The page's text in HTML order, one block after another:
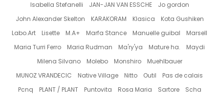
Isabella Stefanelli
JAN-JAN VAN ESSCHE
Jo gordon
John Alexander Skelton
KARAKORAM Klasica
Kota Gushiken
Labo.Art
Lisette M.A+ Marfa Stance Manuelle guibal
Marsell
Maria Turri Ferro
Maria Rudman Ma'ry'ya Mature ha.
Maydi
Milena Silvano
Molebo Monshiro
Muehlbauer
MUNOZ VRANDECIC
Native Village Nitto Outil
Pas de calais
Pcnq
PLANT / PLANT Puntovita Rosa Maria Sartore
Scha